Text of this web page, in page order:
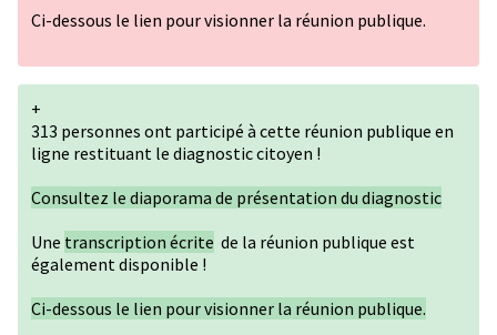
Ci-dessous le lien pour visionner la réunion publique.
+
313 personnes ont participé à cette réunion publique en
ligne restituant le diagnostic citoyen !
Consultez le diaporama de présentation du diagnostic
Une transcription écrite de la réunion publique est
également disponible !
Ci-dessous le lien pour visionner la réunion publique.